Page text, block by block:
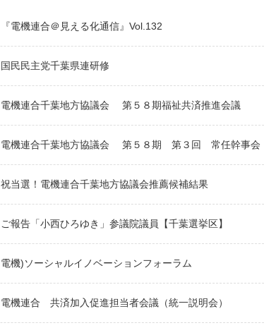
『電機連合＠見える化通信』Vol.132
国民民主党千葉県連研修
電機連合千葉地方協議会 第５８期福祉共済推進会議
電機連合千葉地方協議会 第５８期 第３回 常任幹事会
祝当選！電機連合千葉地方協議会推薦候補結果
ご報告「小西ひろゆき」参議院議員【千葉選挙区】
電機)ソーシャルイノベーションフォーラム
電機連合 共済加入促進担当者会議（統一説明会）